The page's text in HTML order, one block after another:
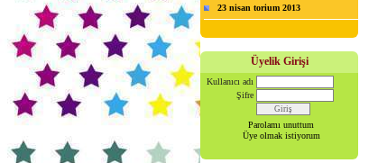
23 nisan torium 2013
Üyelik Girişi
Kullanıcı adı
Şifre
Parolamı unuttum
Üye olmak istiyorum